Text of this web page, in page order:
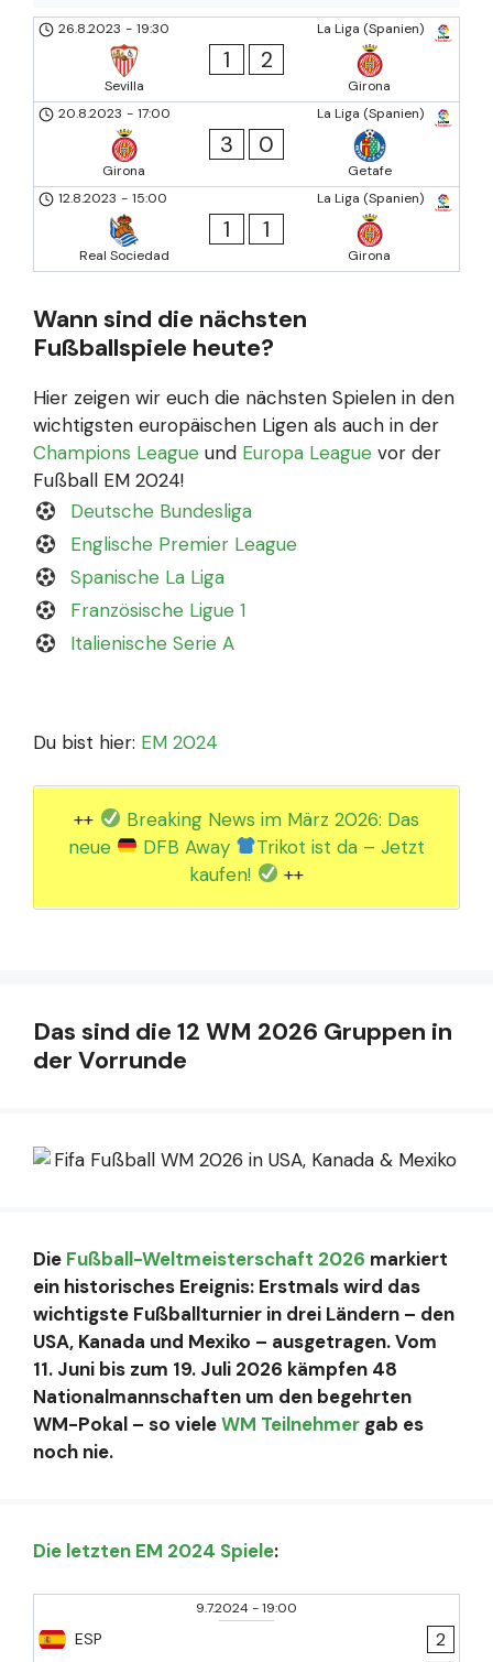
La Liga (Spanien)
26.8.2023 - 19:30
Sevilla
1 2
Girona
La Liga (Spanien)
20.8.2023 - 17:00
Girona
3 0
Getafe
La Liga (Spanien)
12.8.2023 - 15:00
Real Sociedad
1 1
Girona
Wann sind die nächsten
Fußballspiele heute?
Hier zeigen wir euch die nächsten Spielen in den
wichtigsten europäischen Ligen als auch in der
Champions League und Europa League vor der
Fußball EM 2024!
Deutsche Bundesliga
Englische Premier League
Spanische La Liga
Französische Ligue 1
Italienische Serie A
Du bist hier: EM 2024
++
Breaking News im März 2026: Das
neue
DFB Away
Trikot ist da – Jetzt
kaufen!
++
Das sind die 12 WM 2026 Gruppen in
der Vorrunde
Die Fußball-Weltmeisterschaft 2026 markiert
ein historisches Ereignis: Erstmals wird das
wichtigste Fußballturnier in drei Ländern – den
USA, Kanada und Mexiko – ausgetragen. Vom
11. Juni bis zum 19. Juli 2026 kämpfen 48
Nationalmannschaften um den begehrten
WM-Pokal – so vieleWM Teilnehmer gab es
noch nie.
Die letzten EM 2024 Spiele:
9.7.2024-19:00
ESP
2